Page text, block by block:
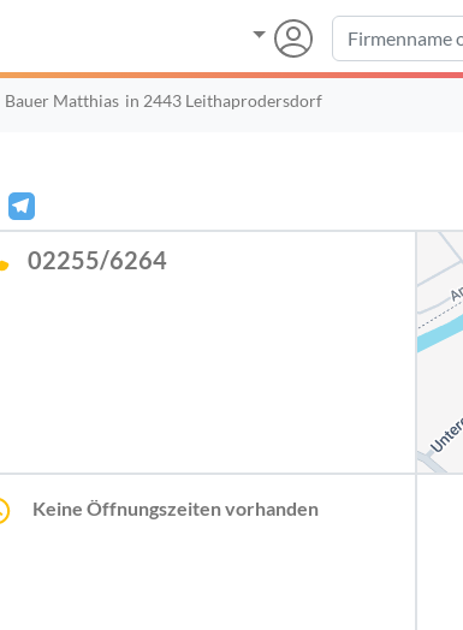
Bauer Matthias in 2443 Leithaprodersdorf
02255/6264
Keine Öffnungszeiten vorhanden